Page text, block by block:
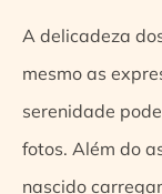
A delicadeza
mesmo as
serenidade
fotos. Além do
nascido